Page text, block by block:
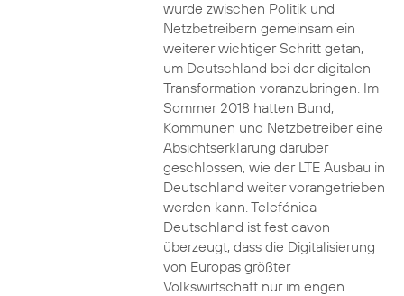
wurde zwischen Politik und
Netzbetreibern gemeinsam ein
weiterer wichtiger Schritt getan,
um Deutschland bei der digitalen
Transformation voranzubringen. Im
Sommer 2018 hatten Bund,
Kommunen und Netzbetreiber eine
Absichtserklärung darüber
geschlossen, wie der LTE Ausbau in
Deutschland weiter vorangetrieben
werden kann. Telefónica
Deutschland ist fest davon
überzeugt, dass die Digitalisierung
von Europas größter
Volkswirtschaft nur im engen